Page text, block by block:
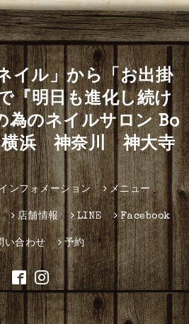
イル」から「お出掛
『明日も進化し続け
為のネイルサロン Bo
横浜 神奈川 神大寺
ンフォメーション メニュー
店舗情報 LINE Facebook
い合わせ 予約